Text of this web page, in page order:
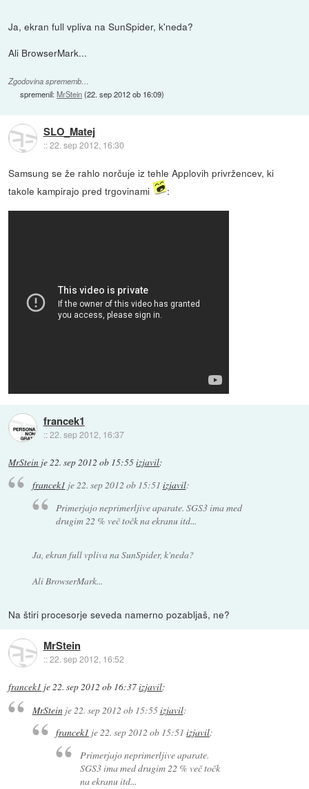
Ja, ekran full vpliva na SunSpider, k'neda?
Ali BrowserMark...
Zgodovina sprememb…
spremenil:MrStein(22. sep 2012 ob 16:09)
SLO_Matej
::22. sep 2012, 16:30
Samsung se že rahlo norčuje iz tehle Applovih privržencev, ki
takole kampirajo pred trgovinami
:
francek1
::22. sep 2012, 16:37
MrStein je22. sep 2012 ob 15:55izjavil:
francek1 je22. sep 2012 ob 15:51 izjavil:
Primerjajo neprimerljive aparate. SGS3 ima med
drugim 22 % več točk na ekranu itd...
Ja, ekran full vpliva na SunSpider, k'neda?
Ali BrowserMark...
Na štiri procesorje seveda namerno pozabljaš, ne?
MrStein
::22. sep 2012, 16:52
francek1 je22. sep 2012 ob 16:37izjavil:
MrSteinje 22. sep 2012 ob 15:55izjavil:
francek1 je22. sep 2012 ob 15:51 izjavil:
Primerjajo neprimerljive aparate.
SGS3 ima med drugim 22 % več točk
na ekranu itd...